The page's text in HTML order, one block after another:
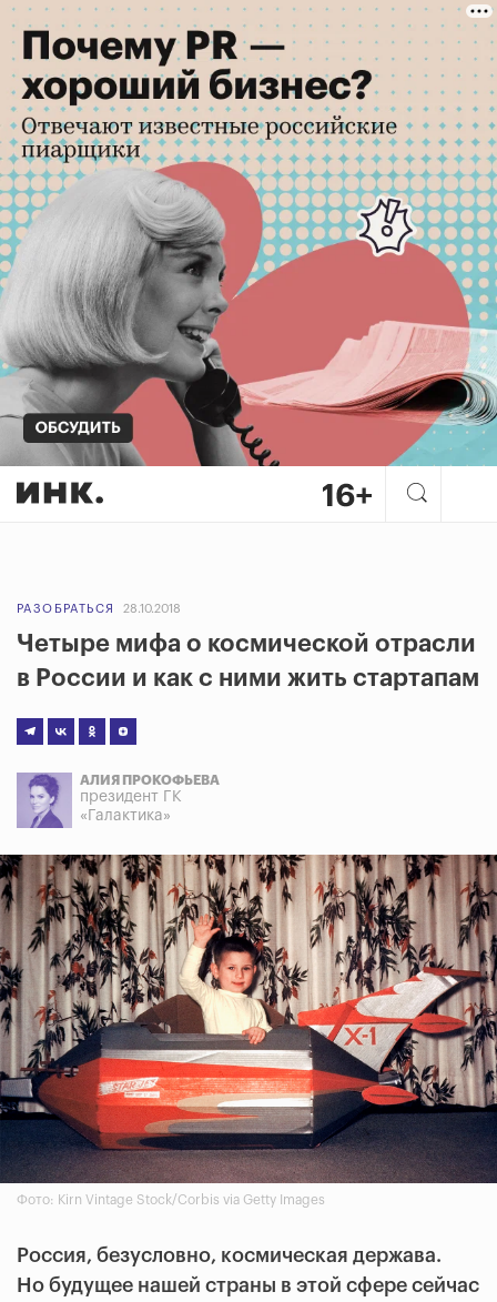
РАЗОБРАТЬСЯ 28.10.2018
Четыре мифа о космической отрасли
в России и как с ними жить стартапам
АЛИЯ ПРОКОФЬЕВА
президент ГК
«Галактика»
Фото: Kirn Vintage Stock/Corbis via Getty Images
Россия, безусловно, космическая держава.
Но будущее нашей страны в этой сфере сейчас